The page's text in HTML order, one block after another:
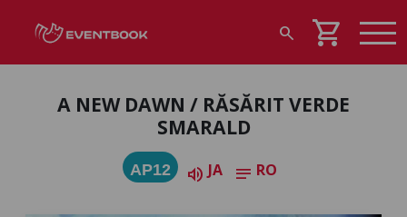
search shopping_cart
A NEW DAWN / RĂSĂRIT VERDE
SMARALD
AP12 volume_up JA notes RO